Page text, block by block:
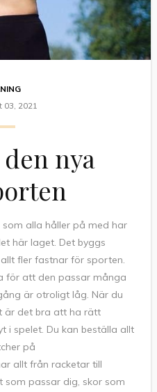
03, 2021
nya
alla håller på med har
här laget. Det byggs
fler fastnar för sporten.
för att den passar många
är otroligt låg. När du
är det bra att ha rätt
i spelet. Du kan beställa allt
på
allt från racketar till
passar dig, skor som